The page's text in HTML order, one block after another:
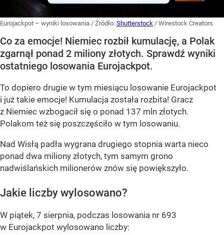
Eurojackpot – wyniki losowania / Źródło: Shutterstock / Wirestock Creators
Co za emocje! Niemiec rozbił kumulację, a Polak
zgarnął ponad 2 miliony złotych. Sprawdź wyniki
ostatniego losowania Eurojackpot.
To dopiero drugie w tym miesiącu losowanie Eurojackpot
i już takie emocje! Kumulacja została rozbita! Gracz
z Niemiec wzbogacił się o ponad 137 mln złotych.
Polakom też się poszczęściło w tym losowaniu.
Nad Wisłą padła wygrana drugiego stopnia warta nieco
ponad dwa miliony złotych, tym samym grono
nadwiślańskich milionerów znów się powiększyło.
Jakie liczby wylosowano?
W piątek, 7 sierpnia, podczas losowania nr 693
w Eurojackpot wylosowano liczby: